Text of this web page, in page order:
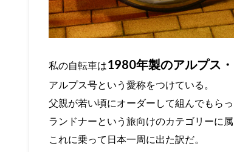
私の自転車は1980年製のアルプス
アルプス号という愛称をつけている。
父親が若い頃にオーダーして組んでもらっ
ランドナーという旅向けのカテゴリーに
これに乗って日本一周に出た訳だ。